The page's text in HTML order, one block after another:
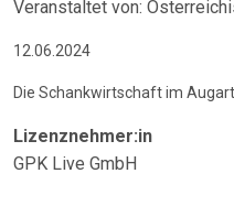
Veranstaltet von:
12.06.2024
Die Schankwirtschaft im
Lizenznehmer:in
GPK Live GmbH